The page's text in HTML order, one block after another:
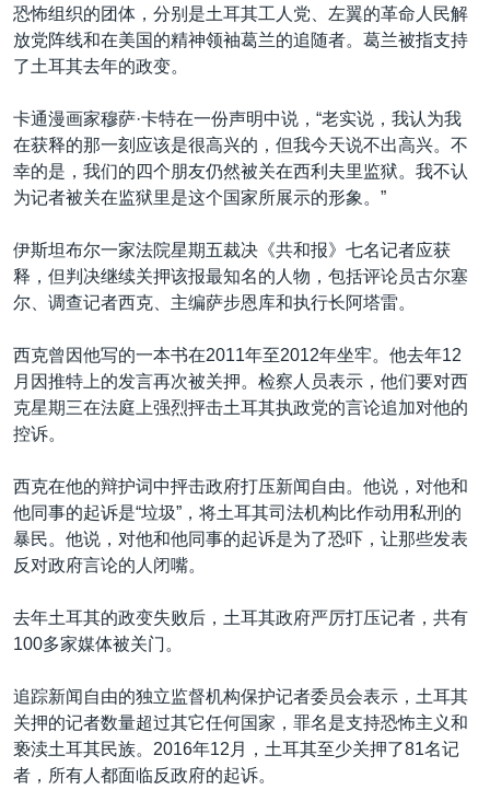
恐怖组织的团体，分别是土耳其工人党、左翼的革命人民解
放党阵线和在美国的精神领袖葛兰的追随者。葛兰被指支持
了土耳其去年的政变。
卡通漫画家穆萨·卡特在一份声明中说，“老实说，我认为我
在获释的那一刻应该是很高兴的，但我今天说不出高兴。不
幸的是，我们的四个朋友仍然被关在西利夫里监狱。我不认
为记者被关在监狱里是这个国家所展示的形象。”
伊斯坦布尔一家法院星期五裁决《共和报》七名记者应获
释，但判决继续关押该报最知名的人物，包括评论员古尔塞
尔、调查记者西克、主编萨步恩库和执行长阿塔雷。
西克曾因他写的一本书在2011年至2012年坐牢。他去年12
月因推特上的发言再次被关押。检察人员表示，他们要对西
克星期三在法庭上强烈抨击土耳其执政党的言论追加对他的
控诉。
西克在他的辩护词中抨击政府打压新闻自由。他说，对他和
他同事的起诉是“垃圾”，将土耳其司法机构比作动用私刑的
暴民。他说，对他和他同事的起诉是为了恐吓，让那些发表
反对政府言论的人闭嘴。
去年土耳其的政变失败后，土耳其政府严厉打压记者，共有
100多家媒体被关门。
追踪新闻自由的独立监督机构保护记者委员会表示，土耳其
关押的记者数量超过其它任何国家，罪名是支持恐怖主义和
亵渎土耳其民族。2016年12月，土耳其至少关押了81名记
者，所有人都面临反政府的起诉。